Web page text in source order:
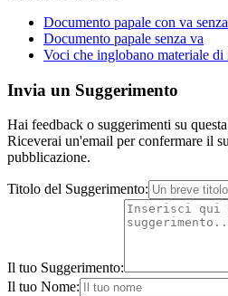
Documento papale con va
Documento papale senza va
Voci che inglobano materiale
Invia un Suggerimento
Hai feedback o suggerimenti su
Riceverai un'email per confermare il
pubblicazione.
Titolo del Suggerimento:
Il tuo Suggerimento:
Il tuo Nome: